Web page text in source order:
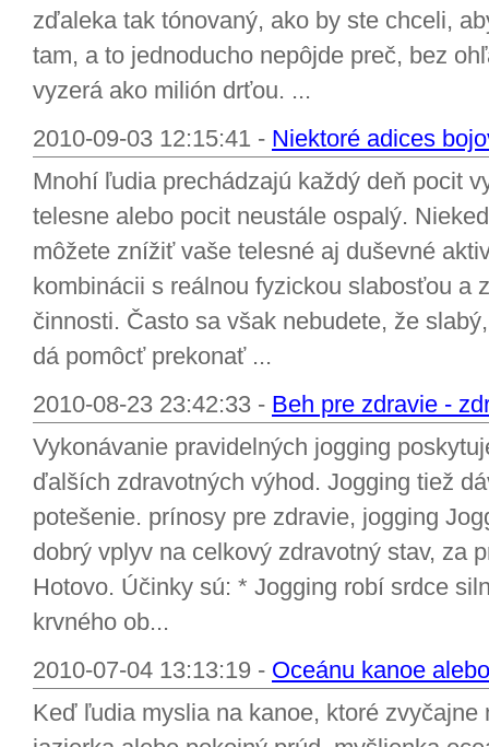
zďaleka tak tónovaný, ako by ste chceli,
tam, a to jednoducho nepôjde preč, bez
vyzerá ako milión drťou. ...
2010-09-03 12:15:41 - Niektoré adices
Mnohí ľudia prechádzajú každý deň pocit
telesne alebo pocit neustále ospalý.
môžete znížiť vaše telesné aj duševné
kombinácii s reálnou fyzickou slabosťou a
činnosti. Často sa však nebudete, že
dá pomôcť prekonať ...
2010-08-23 23:42:33 - Beh pre zdravie -
Vykonávanie pravidelných jogging
ďalších zdravotných výhod. Jogging tiež
potešenie. prínosy pre zdravie, jogging
dobrý vplyv na celkový zdravotný stav, za
Hotovo. Účinky sú: * Jogging robí srdce
krvného ob...
2010-07-04 13:13:19 - Oceánu kanoe
Keď ľudia myslia na kanoe, ktoré